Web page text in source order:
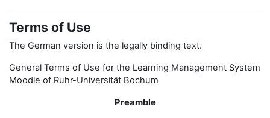
Terms of Use
The German version is the legally binding text.
General Terms of Use for the Learning Management System
Moodle of Ruhr-Universität Bochum
Preamble